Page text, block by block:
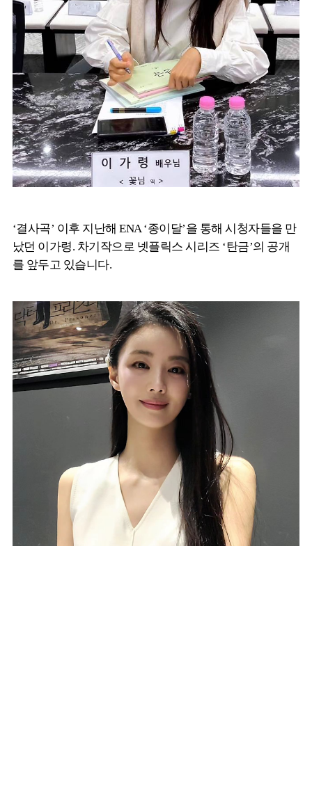
‘결사곡’ 이후 지난해 ENA ‘종이달’을 통해 시청자들을 만
났던 이가령. 차기작으로 넷플릭스 시리즈 ‘탄금’의 공개
를 앞두고 있습니다.